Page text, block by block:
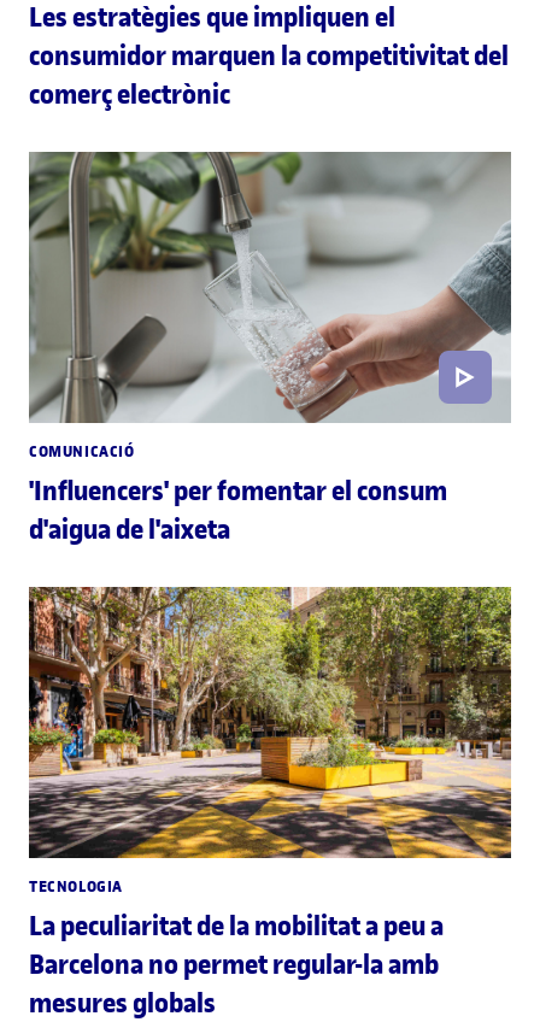
Les estratègies que impliquen el
consumidor marquen la competitivitat del
comerç electrònic
COMUNICACIÓ
'Influencers' per fomentar el consum
d'aigua de l'aixeta
TECNOLOGIA
La peculiaritat de la mobilitat a peu a
Barcelona no permet regular-la amb
mesures globals